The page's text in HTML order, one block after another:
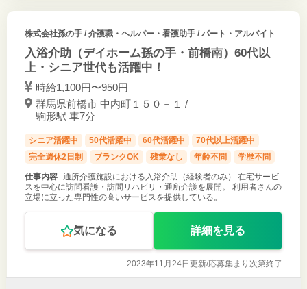
株式会社孫の手/ 介護職・ヘルパー・看護助手 / パート・アルバイト
入浴介助（デイホーム孫の手・前橋南）60代以
上・シニア世代も活躍中！
時給1,100円〜950円
群馬県前橋市 中内町１５０－１ /
駒形駅 車7分
シニア活躍中 50代活躍中 60代活躍中
70代以上活躍中
完全週休2日制
ブランクOK 残業なし 年齢不問 学歴不問
仕事内容 通所介護施設における入浴介助（経験者のみ） 在宅サービ
スを中心に訪問看護・訪問リハビリ・通所介護を展開。 利用者さんの
立場に立った専門性の高いサービスを提供している。
気になる 詳細を見る
2023年11月24日更新/応募集まり次第終了